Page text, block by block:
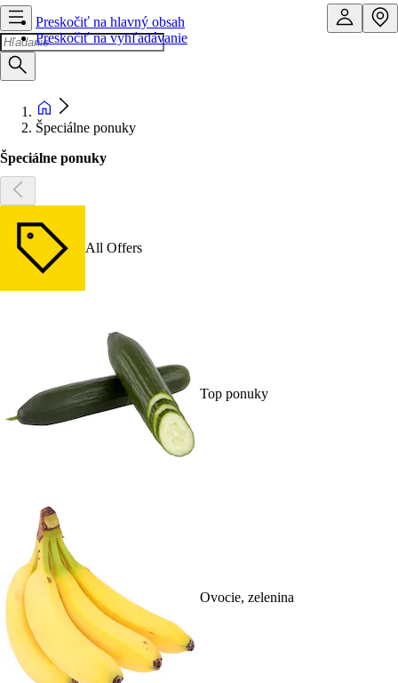
Preskočiť na hlavný obsah
Preskočiť na vyhľadávanie
Špeciálne ponuky
Špeciálne ponuky
All Offers
Top ponuky
Ovocie, zelenina